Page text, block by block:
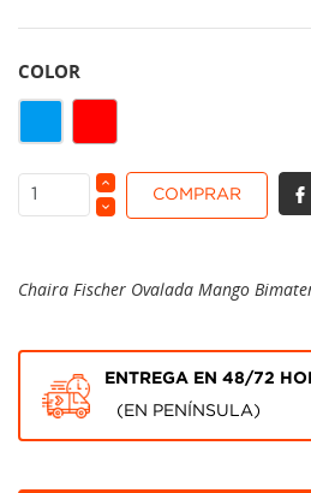
COLOR
COMPRAR
Chaira Fischer Ovalada Mango
ENTREGA EN 48/72
(EN PENÍNSULA)